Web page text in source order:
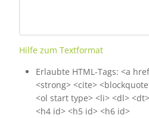
Hilfe zum Textformat
Erlaubte HTML-Tags: <a
<strong> <cite>
<ol start type> <li> <dl>
<h4 id> <h5 id> <h6 id>